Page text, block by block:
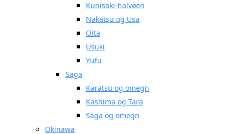
Kunisaki-halvøen
Nakatsu og Usa
Oita
Usuki
Yufu
Saga
Karatsu og omegn
Kashima og Tara
Saga og omegn
Okinawa